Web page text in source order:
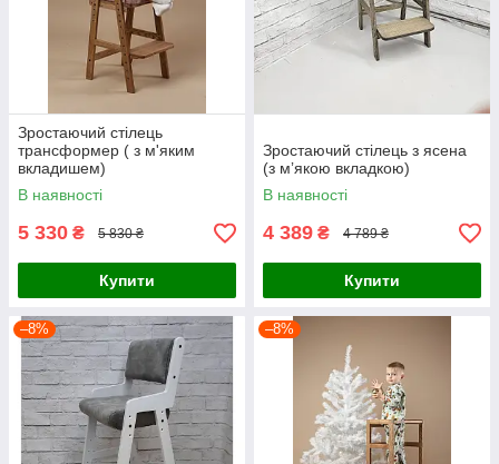
Зростаючий стілець
трансформер ( з м'яким
вкладишем)
В наявності
5 330 ₴ 5 830 ₴
Купити
Зростаючий стілець з ясена
(з мʼякою вкладкою)
В наявності
4 389 ₴ 4 789 ₴
Купити
–8% –8%